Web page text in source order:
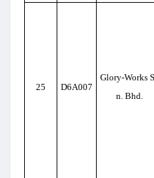
25 D6A007
Glory-Works
n. Bhd.